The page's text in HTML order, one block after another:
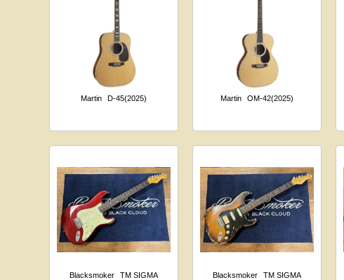
Martin D-45(2025) Martin OM-42(2025)
Blacksmoker
TM SIGMA
Blacksmoker
TM SIGMA